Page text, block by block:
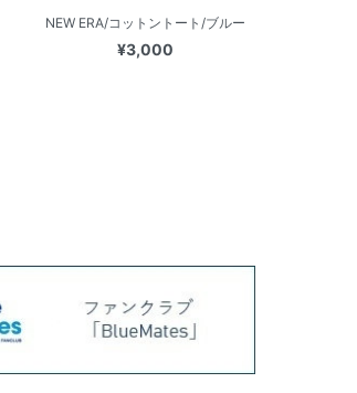
NEW ERA/コットントート/ブルー
¥3,000